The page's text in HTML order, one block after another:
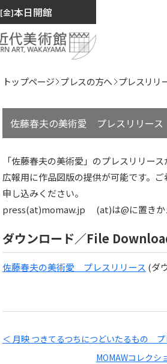
[金]本日開館
トップページ プレスの方へ プレスリリ
佐藤春夫の美術愛 プレスリリース
「佐藤春夫の美術愛」のプレスリリー
広報用に作品図版の提供が可能です。
申し込みください。
press(at)momaw.jp (at)は@に置きか
ダウンロード／File
佐藤春夫の美術愛 プレスリリース (ダ
＜ 月映 つきてるつちにつどいたるもの プ
MOMAWコレク